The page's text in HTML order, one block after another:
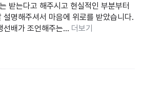
받는다고 해주시고 현실적인 부분부터
명해주셔서 마음에 위로를 받았습니다.
선배가 조언해주는... 더보기